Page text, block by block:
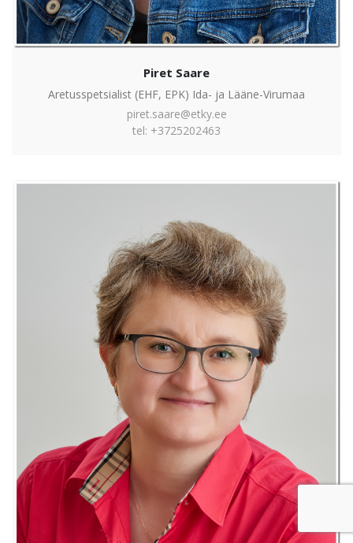
Piret Saare
Aretusspetsialist (EHF, EPK) Ida- ja Lääne-Virumaa
piret.saare@etky.ee
tel: +3725202463